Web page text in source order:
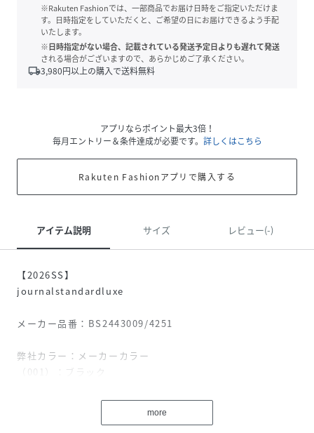
※Rakuten Fashionでは、一部商品でお届け日時をご指定いただけま
す。日時指定をしていただくと、ご希望の日にお届けできるよう手配
いたします。
※日時指定がない場合、記載されている発送予定日よりも遅れて発送
される場合がございますので、あらかじめご了承ください。
local_shipping3,980円以上の購入で送料無料
アプリならポイント最大3倍！
毎月エントリー＆条件達成が必要です。 詳しくはこちら
Rakuten Fashionアプリで購入する
アイテム説明 サイズ レビュー(-)
【2026SS】
journalstandardluxe
メーカー品番：BS2443009/4251
弊社カラー：メーカーカラー
（001）：ブラック
弊社サイズ：メーカーサイズ：日本サイズ
more